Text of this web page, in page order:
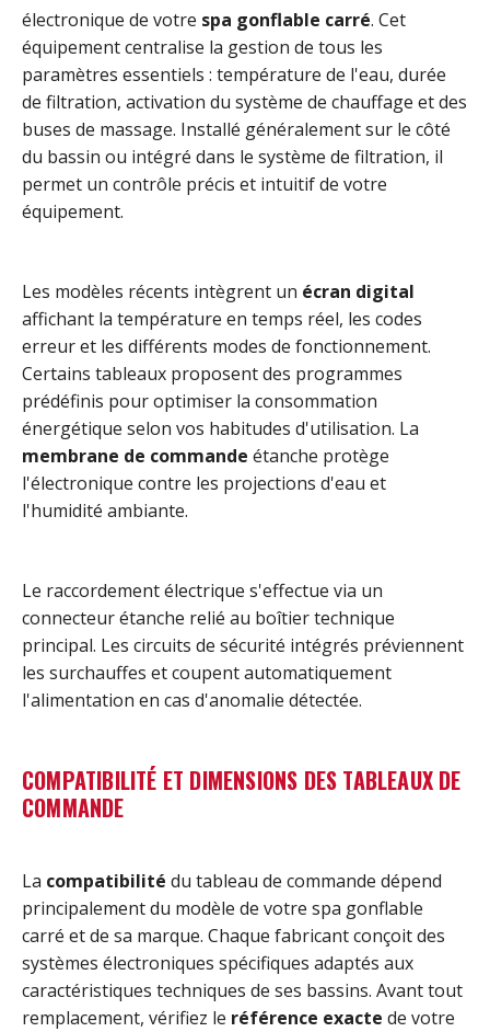
électronique de votre spa gonflable carré. Cet
équipement centralise la gestion de tous les
paramètres essentiels : température de l'eau, durée
de filtration, activation du système de chauffage et des
buses de massage. Installé généralement sur le côté
du bassin ou intégré dans le système de filtration, il
permet un contrôle précis et intuitif de votre
équipement.
Les modèles récents intègrent un écran digital
affichant la température en temps réel, les codes
erreur et les différents modes de fonctionnement.
Certains tableaux proposent des programmes
prédéfinis pour optimiser la consommation
énergétique selon vos habitudes d'utilisation. La
membrane de commande étanche protège
l'électronique contre les projections d'eau et
l'humidité ambiante.
Le raccordement électrique s'effectue via un
connecteur étanche relié au boîtier technique
principal. Les circuits de sécurité intégrés préviennent
les surchauffes et coupent automatiquement
l'alimentation en cas d'anomalie détectée.
COMPATIBILITÉ ET DIMENSIONS DES TABLEAUX DE
COMMANDE
La compatibilité du tableau de commande dépend
principalement du modèle de votre spa gonflable
carré et de sa marque. Chaque fabricant conçoit des
systèmes électroniques spécifiques adaptés aux
caractéristiques techniques de ses bassins. Avant tout
remplacement, vérifiez le référence exacte de votre